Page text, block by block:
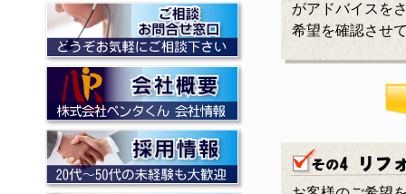
がアドバイスを
希望を確認させ